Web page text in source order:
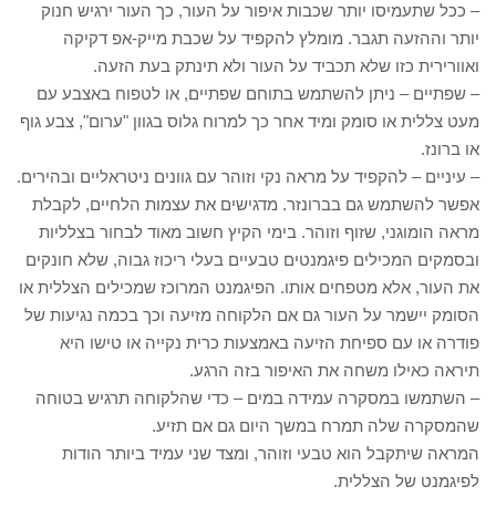
– ככל שתעמיסו יותר שכבות איפור על העור, כך העור ירגיש חנוק
יותר וההזעה תגבר. מומלץ להקפיד על שכבת מייק-אפ דקיקה
ואוורירית כזו שלא תכביד על העור ולא תינתק בעת הזעה.
– שפתיים – ניתן להשתמש בתוחם שפתיים, או לטפוח באצבע עם
מעט צללית או סומק ומיד אחר כך למרוח גלוס בגוון "ערום", צבע גוף
או ברונז.
– עיניים – להקפיד על מראה נקי וזוהר עם גוונים ניטראליים ובהירים.
אפשר להשתמש גם בברונזר. מדגישים את עצמות הלחיים, לקבלת
מראה הומוגני, שזוף וזוהר. בימי הקיץ חשוב מאוד לבחור בצלליות
ובסמקים המכילים פיגמנטים טבעיים בעלי ריכוז גבוה, שלא חונקים
את העור, אלא מטפחים אותו. הפיגמנט המרוכז שמכילים הצללית או
הסומק יישמר על העור גם אם הלקוחה מזיעה וכך בכמה נגיעות של
פודרה או עם ספיחת הזיעה באמצעות כרית נקייה או טישו היא
תיראה כאילו משחה את האיפור בזה הרגע.
– השתמשו במסקרה עמידה במים – כדי שהלקוחה תרגיש בטוחה
שהמסקרה שלה תמרח במשך היום גם אם תזיע.
המראה שיתקבל הוא טבעי וזוהר, ומצד שני עמיד ביותר הודות
לפיגמנט של הצללית.